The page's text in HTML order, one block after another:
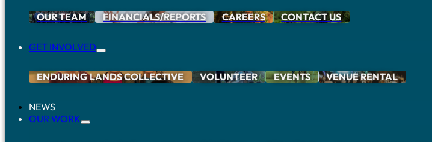
OUR TEAM FINANCIALS/REPORTS CAREERS CONTACT US
GET INVOLVED
ENDURING LANDS COLLECTIVE VOLUNTEER EVENTS VENUE RENTAL
NEWS
OUR WORK